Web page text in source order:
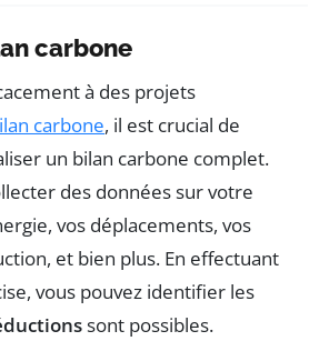
carbone
à des projets
carbone, il est crucial de
un bilan carbone complet.
des données sur votre
vos déplacements, vos
et bien plus. En effectuant
vous pouvez identifier les
sont possibles.